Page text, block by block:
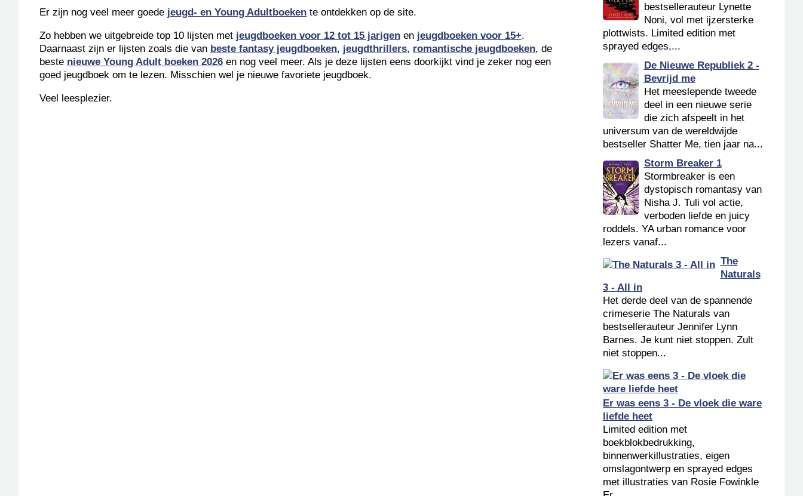
Er zijn nog veel meer goede jeugd- en Young Adultboeken te ontdekken op de site.
Zo hebben we uitgebreide top 10 lijsten met jeugdboeken voor 12 tot 15 jarigen en jeugdboeken voor 15+.
Daarnaast zijn er lijsten zoals die van beste fantasy jeugdboeken, jeugdthrillers, romantische jeugdboeken, de
beste nieuwe Young Adult boeken 2026 en nog veel meer. Als je deze lijsten eens doorkijkt vind je zeker nog een
goed jeugdboek om te lezen. Misschien wel je nieuwe favoriete jeugdboek.
Veel leesplezier.
bestsellerauteur Lynette
Noni, vol met ijzersterke
plottwists. Limited edition met
sprayed edges,...
De Nieuwe Republiek 2 -
Bevrijd me
Het meeslepende tweede
deel in een nieuwe serie
die zich afspeelt in het
universum van de wereldwijde
bestseller Shatter Me, tien jaar na...
Storm Breaker 1
Stormbreaker is een
dystopisch romantasy van
Nisha J. Tuli vol actie,
verboden liefde en juicy
roddels. YA urban romance voor
lezers vanaf...
The
Naturals
3 - All in
Het derde deel van de spannende
crimeserie The Naturals van
bestsellerauteur Jennifer Lynn
Barnes. Je kunt niet stoppen. Zult
niet stoppen...
Er was eens 3 - De vloek die ware
liefde heet
Limited edition met
boekblokbedrukking,
binnenwerkillustraties, eigen
omslagontwerp en sprayed edges
met illustraties van Rosie Fowinkle